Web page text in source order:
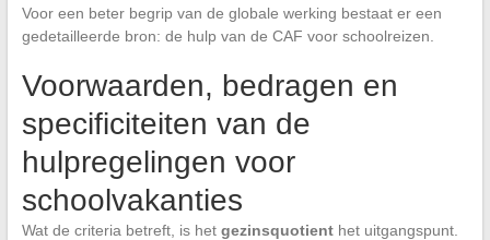
Voor een beter begrip van de globale werking bestaat er een
gedetailleerde bron: de hulp van de CAF voor schoolreizen.
Voorwaarden, bedragen en
specificiteiten van de
hulpregelingen voor
schoolvakanties
Wat de criteria betreft, is het gezinsquotienthet uitgangspunt.